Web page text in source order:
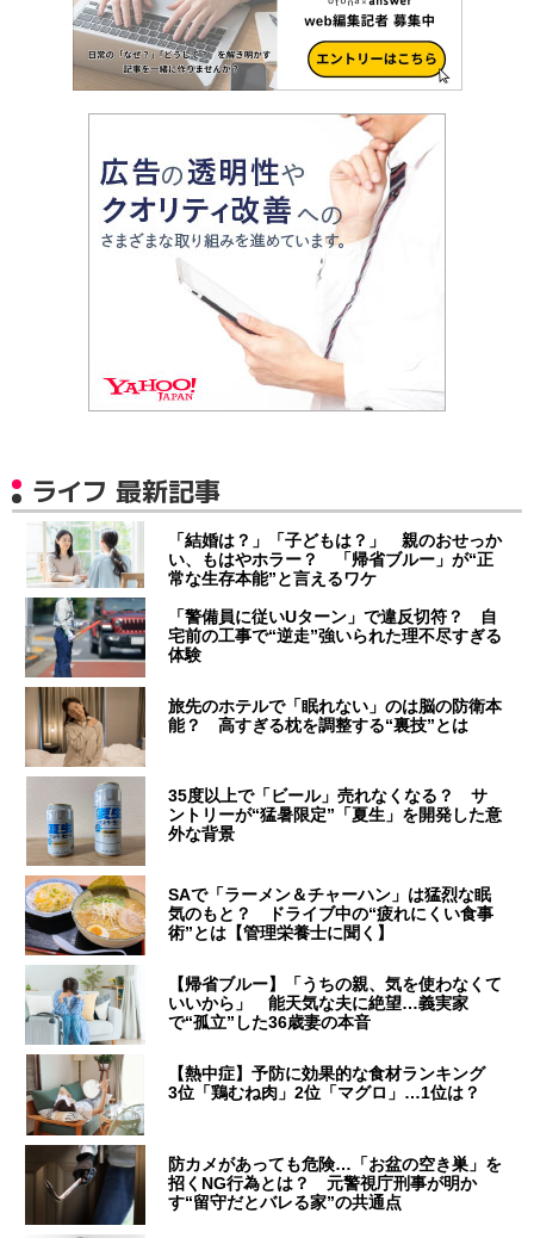
ライフ 最新記事
「結婚は？」「子どもは？」 親のおせっか
い、もはやホラー？ 「帰省ブルー」が“正
常な生存本能”と言えるワケ
「警備員に従いUターン」で違反切符？ 自
宅前の工事で“逆走”強いられた理不尽すぎる
体験
旅先のホテルで「眠れない」のは脳の防衛本
能？ 高すぎる枕を調整する“裏技”とは
35度以上で「ビール」売れなくなる？ サ
ントリーが“猛暑限定”「夏生」を開発した意
外な背景
SAで「ラーメン＆チャーハン」は猛烈な眠
気のもと？ ドライブ中の“疲れにくい食事
術”とは【管理栄養士に聞く】
【帰省ブルー】「うちの親、気を使わなくて
いいから」 能天気な夫に絶望…義実家
で“孤立”した36歳妻の本音
【熱中症】予防に効果的な食材ランキング
3位「鶏むね肉」2位「マグロ」…1位は？
防カメがあっても危険…「お盆の空き巣」を
招くNG行為とは？ 元警視庁刑事が明か
す“留守だとバレる家”の共通点